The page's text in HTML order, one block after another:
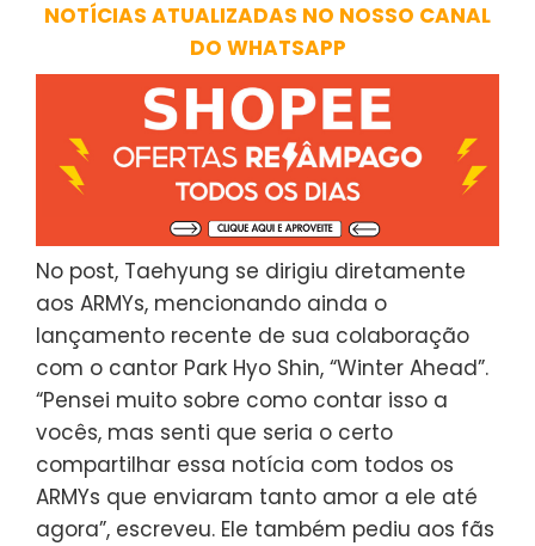
NOTÍCIAS ATUALIZADAS NO NOSSO CANAL
DO WHATSAPP
No post, Taehyung se dirigiu diretamente
aos ARMYs, mencionando ainda o
lançamento recente de sua colaboração
com o cantor Park Hyo Shin, “Winter Ahead”.
“Pensei muito sobre como contar isso a
vocês, mas senti que seria o certo
compartilhar essa notícia com todos os
ARMYs que enviaram tanto amor a ele até
agora”, escreveu. Ele também pediu aos fãs